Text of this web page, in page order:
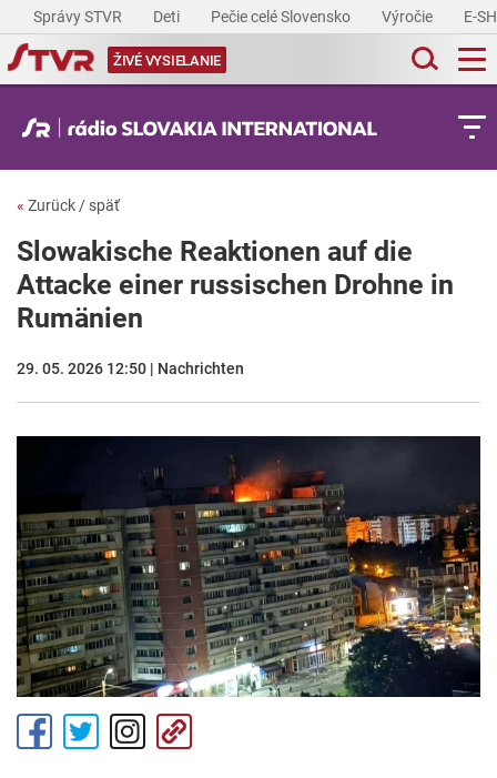
Správy STVR Deti Pečie celé Slovensko Výročie E-
ŽIVÉ VYSIELANIE
« Zurück / späť
Slowakische Reaktionen auf die
Attacke einer russischen Drohne in
Rumänien
29. 05. 2026 12:50 | Nachrichten